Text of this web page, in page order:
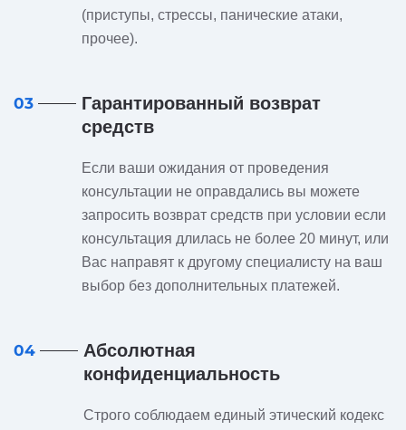
(приступы, стрессы, панические атаки,
прочее).
03
Гарантированный возврат
средств
Если ваши ожидания от проведения
консультации не оправдались вы можете
запросить возврат средств при условии если
консультация длилась не более 20 минут, или
Вас направят к другому специалисту на ваш
выбор без дополнительных платежей.
04
Абсолютная
конфиденциальность
Строго соблюдаем единый этический кодекс